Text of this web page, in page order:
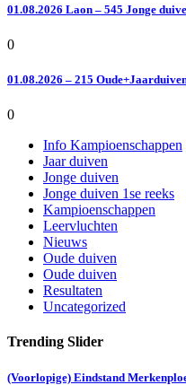
01.08.2026 Laon – 545 Jonge
0
01.08.2026 – 215
0
Info Kampioenschappen
Jaar duiven
Jonge duiven
Jonge duiven 1se reeks
Kampioenschappen
Leervluchten
Nieuws
Oude duiven
Oude duiven
Resultaten
Uncategorized
Trending Slider
(Voorlopige) Eindstand